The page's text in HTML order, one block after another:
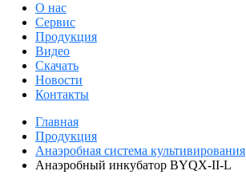
О нас
Сервис
Продукция
Видео
Скачать
Новости
Контакты
Главная
Продукция
Анаэробная система культивирования
Анаэробный инкубатор BYQX-II-L